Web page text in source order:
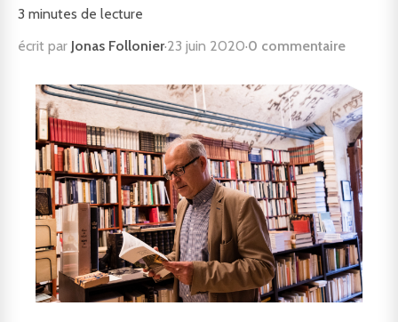
3 minutes de lecture
écrit par Jonas Follonier·23 juin 2020·0 commentaire